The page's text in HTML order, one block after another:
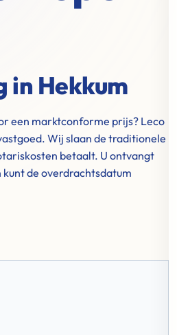
in Hekkum
een marktconforme prijs? Leco
Wij slaan de traditionele
betaalt. U ontvangt
de overdrachtsdatum